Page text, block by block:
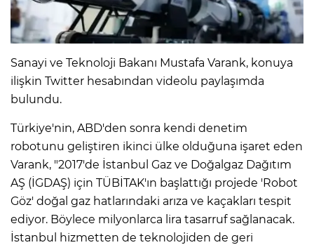
Sanayi ve Teknoloji Bakanı Mustafa Varank, konuya
ilişkin Twitter hesabından videolu paylaşımda
bulundu.
Türkiye'nin, ABD'den sonra kendi denetim
robotunu geliştiren ikinci ülke olduğuna işaret eden
Varank, "2017'de İstanbul Gaz ve Doğalgaz Dağıtım
AŞ (İGDAŞ) için TÜBİTAK'ın başlattığı projede 'Robot
Göz' doğal gaz hatlarındaki arıza ve kaçakları tespit
ediyor. Böylece milyonlarca lira tasarruf sağlanacak.
İstanbul hizmetten de teknolojiden de geri